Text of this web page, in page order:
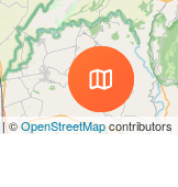
|©OpenStreetMapcontributors